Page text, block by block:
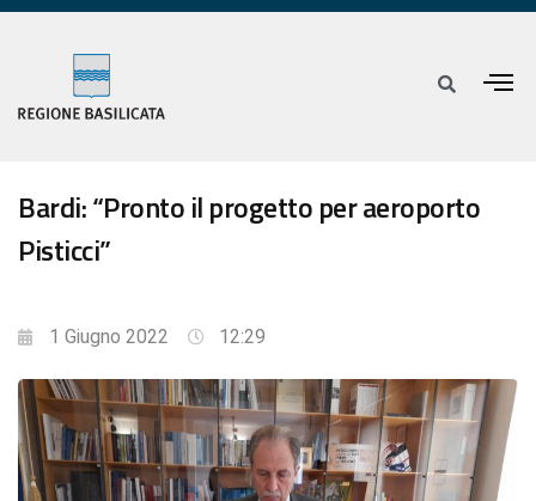
Bardi: “Pronto il progetto per aeroporto
Pisticci”
1 Giugno 2022 12:29